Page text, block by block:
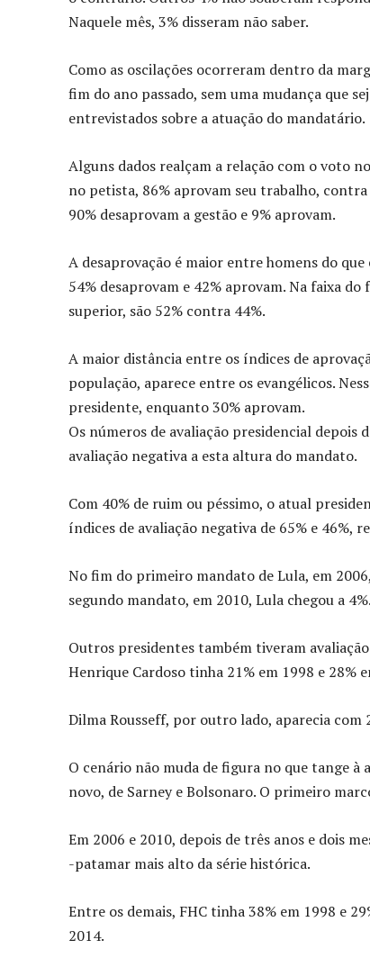
Naquele mês, 3% disseram não saber.
Como as oscilações ocorreram dentro da
fim do ano passado, sem uma mudança que
entrevistados sobre a atuação do mandatário.
Alguns dados realçam a relação com o voto
no petista, 86% aprovam seu trabalho,
90% desaprovam a gestão e 9% aprovam.
A desaprovação é maior entre homens do
54% desaprovam e 42% aprovam. Na faixa
superior, são 52% contra 44%.
A maior distância entre os índices de
população, aparece entre os evangélicos.
presidente, enquanto 30% aprovam.
Os números de avaliação presidencial depois
avaliação negativa a esta altura do mandato.
Com 40% de ruim ou péssimo, o atual
índices de avaliação negativa de 65% e 46%,
No fim do primeiro mandato de Lula, em
segundo mandato, em 2010, Lula chegou a 4%.
Outros presidentes também tiveram
Henrique Cardoso tinha 21% em 1998 e 28%
Dilma Rousseff, por outro lado, aparecia
O cenário não muda de figura no que tange
novo, de Sarney e Bolsonaro. O primeiro
Em 2006 e 2010, depois de três anos e dois
-patamar mais alto da série histórica.
Entre os demais, FHC tinha 38% em 1998 e
2014.